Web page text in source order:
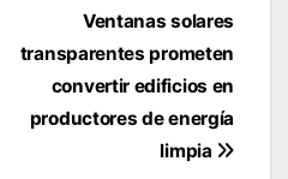
Ventanas solares
transparentes prometen
convertir edificios en
productores de energía
limpia